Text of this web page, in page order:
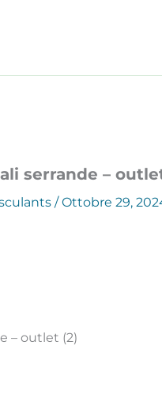
serrande –
/Ottobre 29,
– outlet (2)